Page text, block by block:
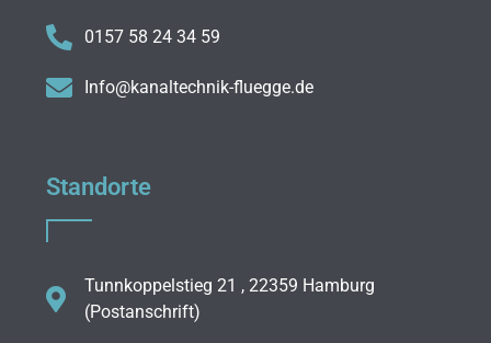
0157 58 24 34 59
Info@kanaltechnik-fluegge.de
Standorte
Tunnkoppelstieg 21 , 22359 Hamburg
(Postanschrift)